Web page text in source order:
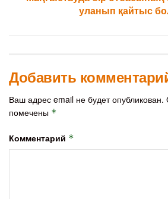
уланып қайтыс
Добавить
Ваш адрес email не будет опубликован.
помечены *
Комментарий *